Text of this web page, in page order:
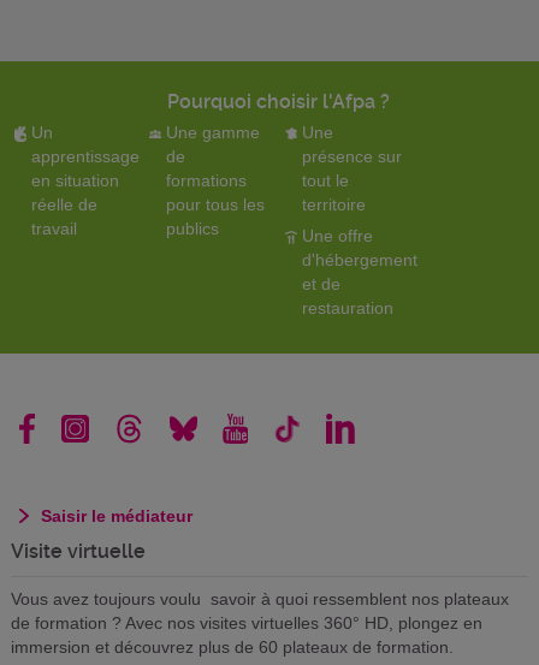
Pourquoi choisir l'Afpa ?
Un
apprentissage
en situation
réelle de
travail
Une gamme
de
formations
pour tous les
publics
Une
présence sur
tout le
territoire
Une offre
d'hébergement
et de
restauration
Saisir le médiateur
Visite virtuelle
Vous avez toujours voulu savoir à quoi ressemblent nos plateaux
de formation ? Avec nos visites virtuelles 360° HD, plongez en
immersion et découvrez plus de 60 plateaux de formation.